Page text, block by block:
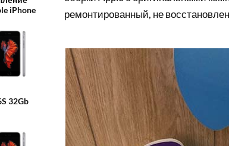
iPhone
32Gb
ремонтированный, не